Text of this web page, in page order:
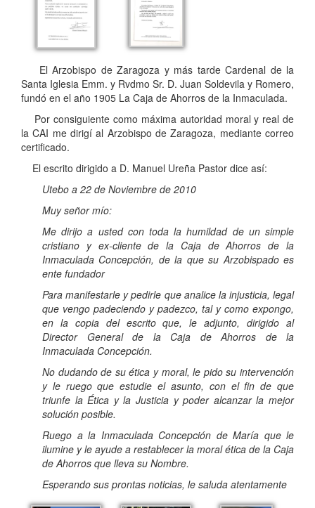
El Arzobispo de Zaragoza y más tarde Cardenal de la
Santa Iglesia Emm. y Rvdmo Sr. D. Juan Soldevila y Romero,
fundó en el año 1905 La Caja de Ahorros de la Inmaculada.
Por consiguiente como máxima autoridad moral y real de
la CAI me dirigí al Arzobispo de Zaragoza, mediante correo
certificado.
El escrito dirigido a D. Manuel Ureña Pastor dice así:
Utebo a 22 de Noviembre de 2010
Muy señor mío:
Me dirijo a usted con toda la humildad de un simple
cristiano y ex-cliente de la Caja de Ahorros de la
Inmaculada Concepción, de la que su Arzobispado es
ente fundador
Para manifestarle y pedirle que analice la injusticia, legal
que vengo padeciendo y padezco, tal y como expongo,
en la copia del escrito que, le adjunto, dirigido al
Director General de la Caja de Ahorros de la
Inmaculada Concepción.
No dudando de su ética y moral, le pido su intervención
y le ruego que estudie el asunto, con el fin de que
triunfe la Ética y la Justicia y poder alcanzar la mejor
solución posible.
Ruego a la Inmaculada Concepción de María que le
ilumine y le ayude a restablecer la moral ética de la Caja
de Ahorros que lleva su Nombre.
Esperando sus prontas noticias, le saluda atentamente